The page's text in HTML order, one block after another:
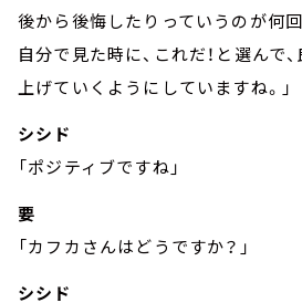
後から後悔したりっていうのが何回
自分で見た時に、これだ！と選んで
上げていくようにしていますね。」
シシド
「ポジティブですね」
要
「カフカさんはどうですか？」
シシド